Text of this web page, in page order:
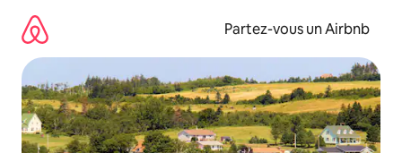
directement
contenu
Partez-vous un Airbnb